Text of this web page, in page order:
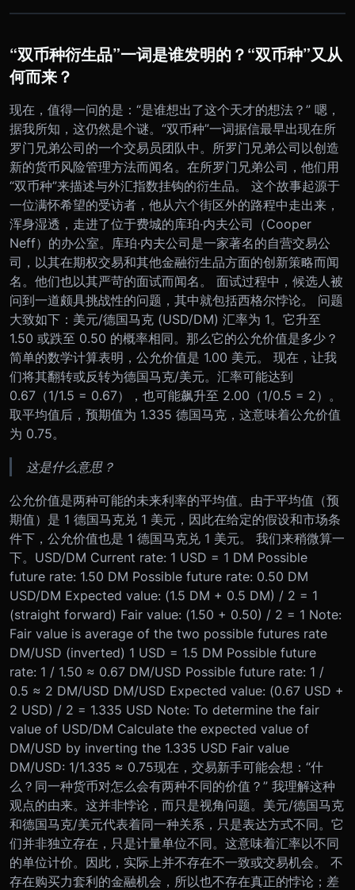
“双币种衍生品”一词是谁发明的？“双币种”又从
何而来？
现在，值得一问的是：“是谁想出了这个天才的想法？” 嗯，
据我所知，这仍然是个谜。“双币种”一词据信最早出现在所
罗门兄弟公司的一个交易员团队中。所罗门兄弟公司以创造
新的货币风险管理方法而闻名。在所罗门兄弟公司，他们用
“双币种”来描述与外汇指数挂钩的衍生品。 这个故事起源于
一位满怀希望的受访者，他从六个街区外的路程中走出来，
浑身湿透，走进了位于费城的库珀·内夫公司（Cooper
Neff）的办公室。库珀·内夫公司是一家著名的自营交易公
司，以其在期权交易和其他金融衍生品方面的创新策略而闻
名。他们也以其严苛的面试而闻名。 面试过程中，候选人被
问到一道颇具挑战性的问题，其中就包括西格尔悖论。 问题
大致如下：美元/德国马克 (USD/DM) 汇率为 1。它升至
1.50 或跌至 0.50 的概率相同。那么它的公允价值是多少？
简单的数学计算表明，公允价值是 1.00 美元。 现在，让我
们将其翻转或反转为德国马克/美元。汇率可能达到
0.67（1/1.5 = 0.67），也可能飙升至 2.00（1/0.5 = 2）。
取平均值后，预期值为 1.335 德国马克，这意味着公允价值
为 0.75。
这是什么意思？
公允价值是两种可能的未来利率的平均值。由于平均值（预
期值）是 1 德国马克兑 1 美元，因此在给定的假设和市场条
件下，公允价值也是 1 德国马克兑 1 美元。 我们来稍微算一
下。USD/DM Current rate: 1 USD = 1 DM Possible
future rate: 1.50 DM Possible future rate: 0.50 DM
USD/DM Expected value: (1.5 DM + 0.5 DM) / 2 = 1
(straight forward) Fair value: (1.50 + 0.50) / 2 = 1 Note:
Fair value is average of the two possible futures rate
DM/USD (inverted) 1 USD = 1.5 DM Possible future
rate: 1 / 1.50 ≈ 0.67 DM/USD Possible future rate: 1 /
0.5 ​≈ 2 DM/USD DM/USD Expected value: (0.67 USD +
2 USD) / 2 = 1.335 USD Note: To determine the fair
value of USD/DM Calculate the expected value of
DM/USD by inverting the 1.335 USD Fair value
DM/USD: 1/1.335 ≈ 0.75现在，交易新手可能会想：“什
么？同一种货币对怎么会有两种不同的价值？” 我理解这种
观点的由来。这并非悖论，而只是视角问题。美元/德国马克
和德国马克/美元代表着同一种关系，只是表达方式不同。它
们并非独立存在，只是计量单位不同。这意味着汇率以不同
的单位计价。因此，实际上并不存在不一致或交易机会。 不
存在购买力套利的金融机会，所以也不存在真正的悖论；差